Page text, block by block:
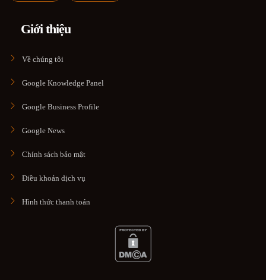
Giới thiệu
Về chúng tôi
Google Knowledge Panel
Google Business Profile
Google News
Chính sách bảo mật
Điều khoản dịch vụ
Hình thức thanh toán